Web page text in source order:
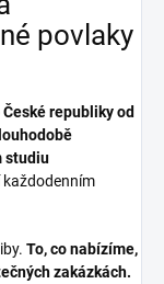
povlaky
republiky od
studiu
každodenním
To, co nabízíme,
zakázkách.